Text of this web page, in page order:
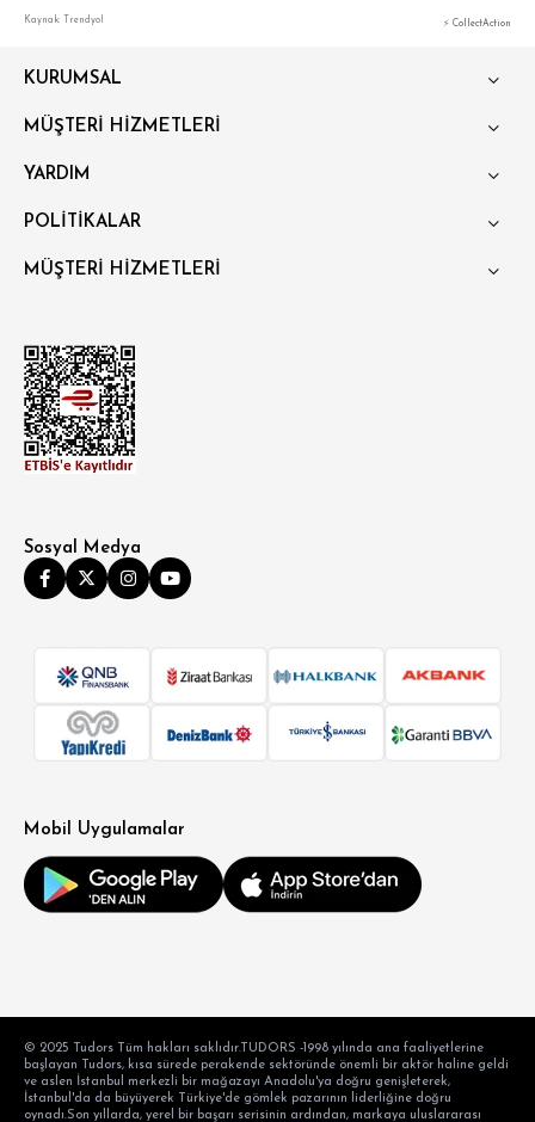
Kaynak: Trendyol ⚡ CollectAction
KURUMSAL
MÜŞTERİ HİZMETLERİ
YARDIM
POLİTİKALAR
MÜŞTERİ HİZMETLERİ
Sosyal Medya
Mobil Uygulamalar
© 2025 Tudors Tüm hakları saklıdır.TUDORS -1998 yılında ana faaliyetlerine
başlayan Tudors, kısa sürede perakende sektöründe önemli bir aktör haline geldi
ve aslen İstanbul merkezli bir mağazayı Anadolu'ya doğru genişleterek,
İstanbul'da da büyüyerek Türkiye'de gömlek pazarının liderliğine doğru
oynadı.Son yıllarda, yerel bir başarı serisinin ardından, markaya uluslararası